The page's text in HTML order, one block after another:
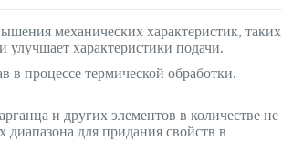
механических характеристик, таких
улучшает характеристики подачи.
в процессе термической обработки.
и других элементов в количестве не
для придания свойств в